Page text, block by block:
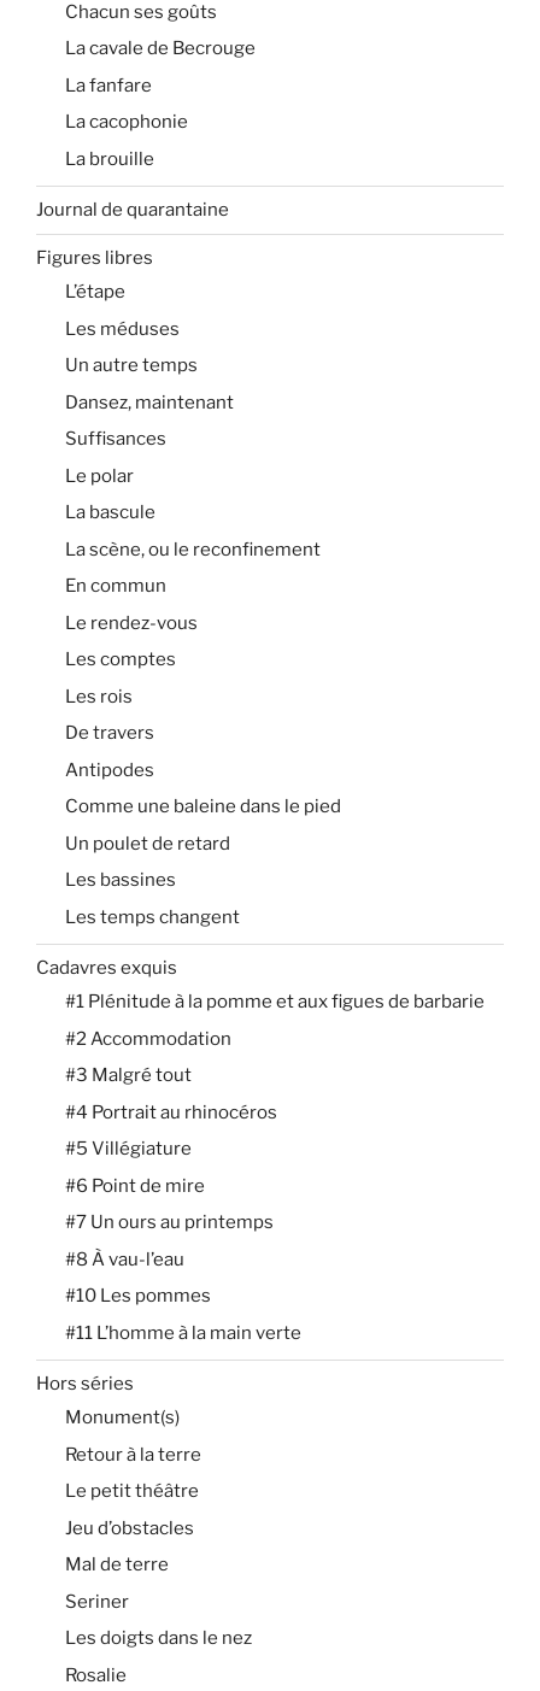
Chacun ses goûts
La cavale de Becrouge
La fanfare
La cacophonie
La brouille
Journal de quarantaine
Figures libres
L’étape
Les méduses
Un autre temps
Dansez, maintenant
Suffisances
Le polar
La bascule
La scène, ou le reconfinement
En commun
Le rendez-vous
Les comptes
Les rois
De travers
Antipodes
Comme une baleine dans le pied
Un poulet de retard
Les bassines
Les temps changent
Cadavres exquis
#1 Plénitude à la pomme et aux figues de barbarie
#2 Accommodation
#3 Malgré tout
#4 Portrait au rhinocéros
#5 Villégiature
#6 Point de mire
#7 Un ours au printemps
#8 À vau-l’eau
#10 Les pommes
#11 L’homme à la main verte
Hors séries
Monument(s)
Retour à la terre
Le petit théâtre
Jeu d’obstacles
Mal de terre
Seriner
Les doigts dans le nez
Rosalie